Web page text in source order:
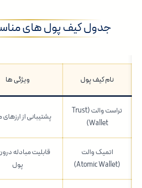
جدول کیف پول های
نام کیف پول ویژگی ها
تراست والت (Trust
Wallet)
پشتیبانی از
اتمیک والت
(Atomic Wallet)
قابلیت مبادله
پول